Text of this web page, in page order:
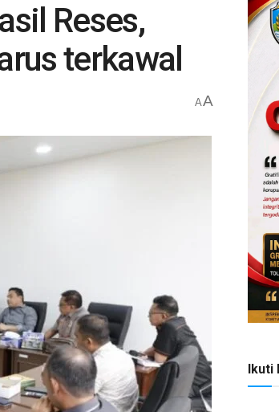
Reses,
terkawal
AA
Ikuti